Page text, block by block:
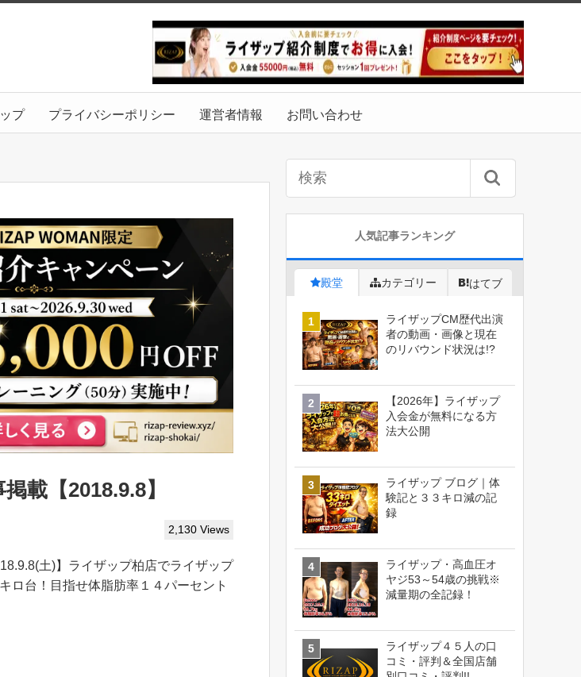
プ プライバシーポリシー 運営者情報 お問い合わせ
載【2018.9.8】
2,130 Views
土)】ライザップ柏店でライザップ
ロ台！目指せ体脂肪率１４パーセント
人気記事ランキング
殿堂 カテゴリー はてブ
ライザップCM歴代出演
者の動画・画像と現在
のリバウンド状況は!?
【2026年】ライザップ
入会金が無料になる方
法大公開
ライザップ ブログ｜体
験記と３３キロ減の記
録
ライザップ・高血圧オ
ヤジ53～54歳の挑戦※
減量期の全記録！
ライザップ４５人の口
コミ・評判＆全国店舗